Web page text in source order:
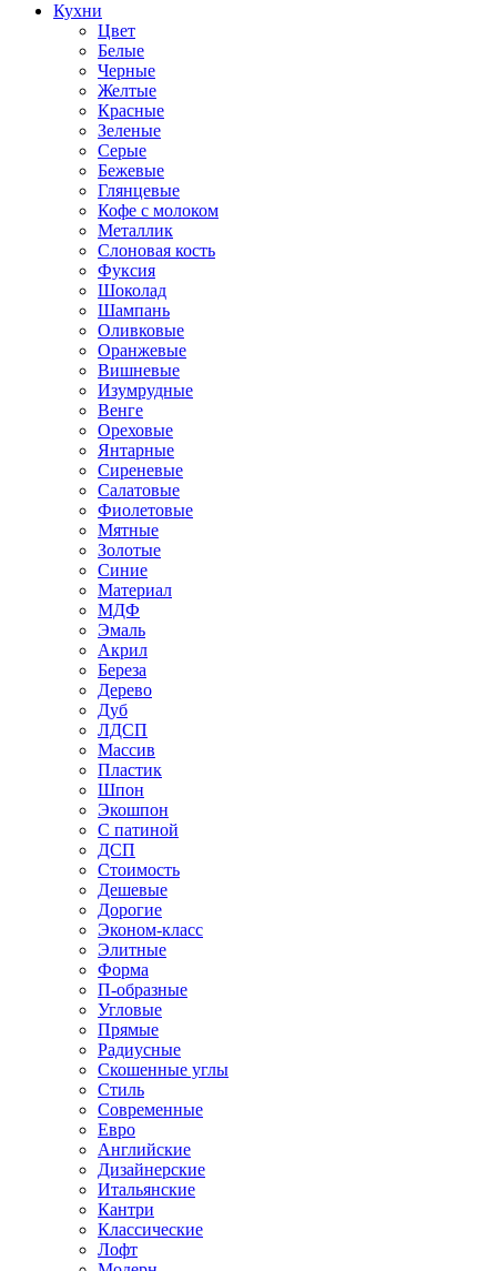
Кухни
Цвет
Белые
Черные
Желтые
Красные
Зеленые
Серые
Бежевые
Глянцевые
Кофе с молоком
Металлик
Слоновая кость
Фуксия
Шоколад
Шампань
Оливковые
Оранжевые
Вишневые
Изумрудные
Венге
Ореховые
Янтарные
Сиреневые
Салатовые
Фиолетовые
Мятные
Золотые
Синие
Материал
МДФ
Эмаль
Акрил
Береза
Дерево
Дуб
ЛДСП
Массив
Пластик
Шпон
Экошпон
С патиной
ДСП
Стоимость
Дешевые
Дорогие
Эконом-класс
Элитные
Форма
П-образные
Угловые
Прямые
Радиусные
Скошенные углы
Стиль
Современные
Евро
Английские
Дизайнерские
Итальянские
Кантри
Классические
Лофт